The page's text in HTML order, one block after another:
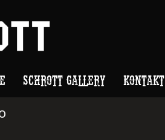
SCHROTT GALLERY KONTAKT